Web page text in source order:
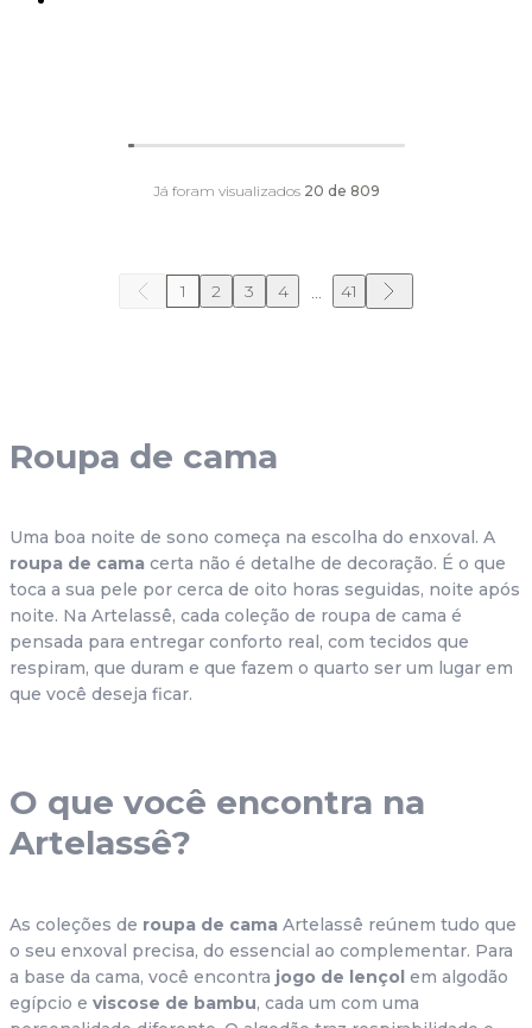
Já foram visualizados 20 de 809
1 2 3 4 ... 41
Roupa de cama
roupa de cama certa não é detalhe de decoração. É o que
toca a sua pele por cerca de oito horas seguidas, noite após
noite. Na Artelassê, cada coleção de roupa de cama é
pensada para entregar conforto real, com tecidos que
respiram, que duram e que fazem o quarto ser um lugar em
que você deseja ficar.
O que você encontra na
Artelassê?
As coleções de roupa de cama Artelassê reúnem tudo que
o seu enxoval precisa, do essencial ao complementar. Para
a base da cama, você encontra jogo de lençol em algodão
egípcio e viscose de bambu, cada um com uma